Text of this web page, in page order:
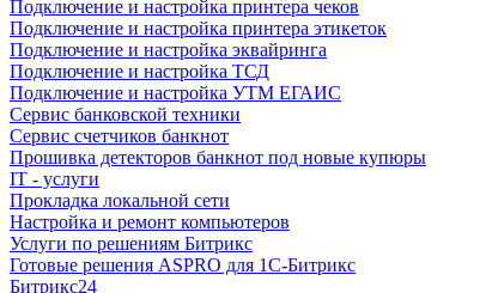
Подключение и настройка принтера чеков
Подключение и настройка принтера этикеток
Подключение и настройка эквайринга
Подключение и настройка ТСД
Подключение и настройка УТМ ЕГАИС
Сервис банковской техники
Сервис счетчиков банкнот
Прошивка детекторов банкнот под новые купюры
IT - услуги
Прокладка локальной сети
Настройка и ремонт компьютеров
Услуги по решениям Битрикс
Готовые решения ASPRO для 1С-Битрикс
Битрикс24